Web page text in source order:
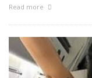
Read more